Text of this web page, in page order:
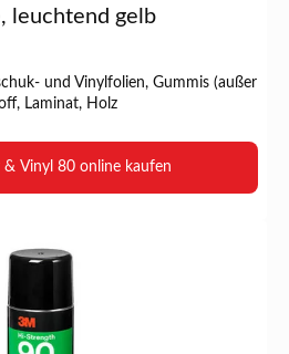
leuchtend gelb
und Vinylfolien, Gummis (außer
Laminat, Holz
Vinyl 80 online kaufen